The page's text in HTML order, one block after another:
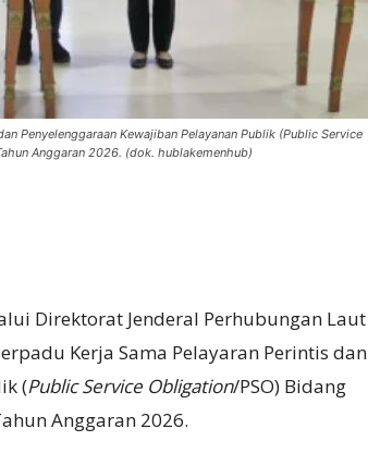
Penyelenggaraan Kewajiban Pelayanan Publik (Public Service
Anggaran 2026. (dok. hublakemenhub)
Direktorat Jenderal Perhubungan Laut
Kerja Sama Pelayaran Perintis dan
(Public Service Obligation/PSO) Bidang
Anggaran 2026.